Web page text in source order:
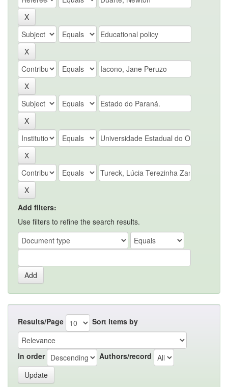
Add filters:
Use filters to refine the search results.
Results/Page Sort items by
In order Authors/record